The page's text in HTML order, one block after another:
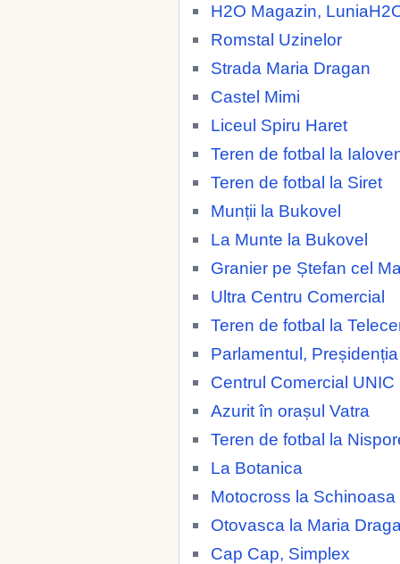
H2O Magazin,
Romstal Uzinelor
Strada Maria Dragan
Castel Mimi
Liceul Spiru Haret
Teren de fotbal la
Teren de fotbal la Siret
Munții la Bukovel
La Munte la Bukovel
Granier pe Ștefan cel
Ultra Centru Comercial
Teren de fotbal la
Parlamentul, Preșidenția
Centrul Comercial UNIC
Azurit în orașul Vatra
Teren de fotbal la
La Botanica
Motocross la Schinoasa
Otovasca la Maria
Cap Cap, Simplex